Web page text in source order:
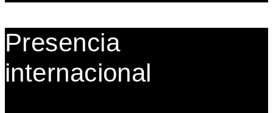
Presencia
internacional